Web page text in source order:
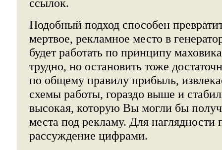
ссылок.
Подобный подход способен
мертвое, рекламное место в
будет работать по принципу
трудно, но остановить тоже
по общему правилу прибыль,
схемы работы, гораздо выше и
высокая, которую Вы могли бы
места под рекламу. Для
рассуждение цифрами.